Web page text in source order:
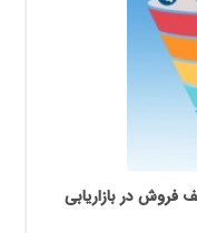
در بازاریابی